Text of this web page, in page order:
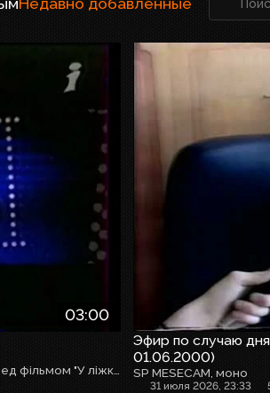
03:00
Эфир по случаю
01.06.2000)
SP MESECAM, моно
31 июля 2026, 23:33